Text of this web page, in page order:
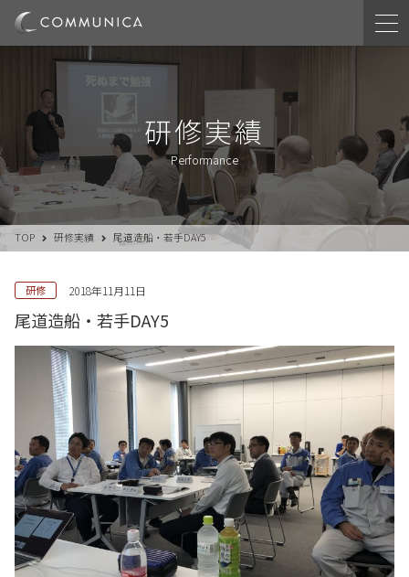
研修実績
Performance
TOP 研修実績 尾道造船・若手DAY5
研修 2018年11月11日
尾道造船・若手DAY5